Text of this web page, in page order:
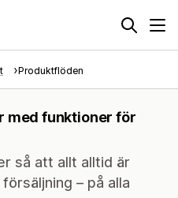
Produktflöden
med funktioner för
så att allt alltid är
– på alla